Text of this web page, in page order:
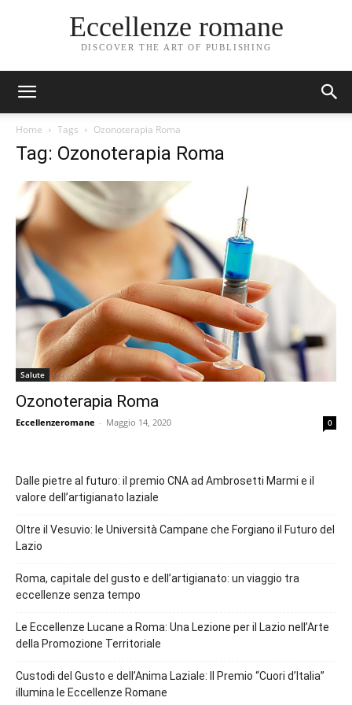
Eccellenze romane
DISCOVER THE ART OF PUBLISHING
Home Tags Ozonoterapia Roma
Tag: Ozonoterapia Roma
Salute
Ozonoterapia Roma
Eccellenzeromane - Maggio 14, 2020 0
Dalle pietre al futuro: il premio CNA ad Ambrosetti Marmi e il
valore dell’artigianato laziale
Oltre il Vesuvio: le Università Campane che Forgiano il Futuro del
Lazio
Roma, capitale del gusto e dell’artigianato: un viaggio tra
eccellenze senza tempo
Le Eccellenze Lucane a Roma: Una Lezione per il Lazio nell’Arte
della Promozione Territoriale
Custodi del Gusto e dell’Anima Laziale: Il Premio “Cuori d’Italia”
illumina le Eccellenze Romane